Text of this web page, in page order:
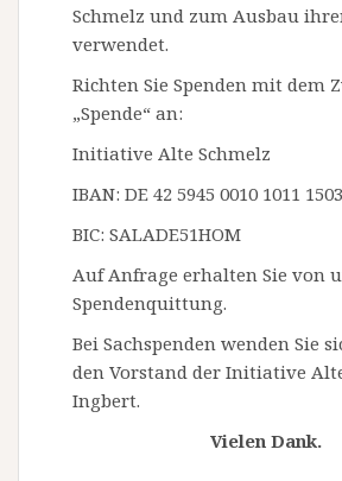
Schmelz und zum Ausbau
verwendet.
Richten Sie Spenden mit dem
„Spende“ an:
Initiative Alte Schmelz
IBAN: DE 42 5945 0010 1011
BIC: SALADE51HOM
Auf Anfrage erhalten Sie von
Spendenquittung.
Bei Sachspenden wenden Sie
den Vorstand der Initiative
Ingbert.
Vielen Dank.